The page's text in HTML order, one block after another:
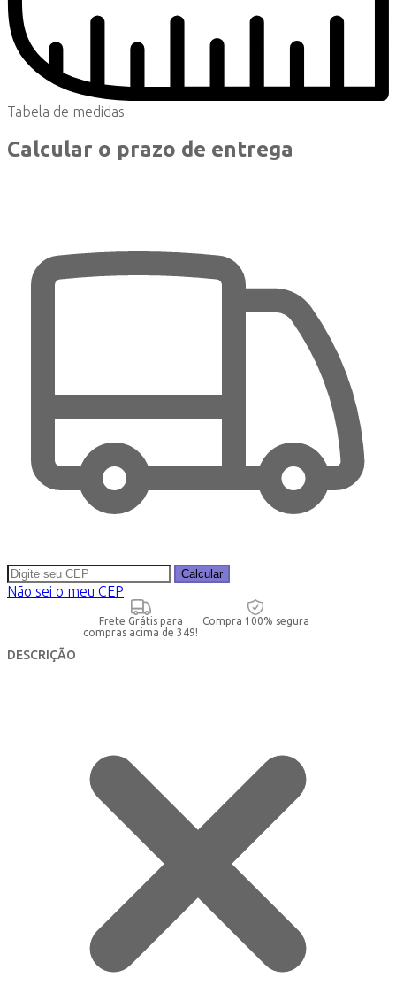
Tabela de medidas
Calcular o prazo de entrega
Calcular
Não sei o meu CEP
Frete Grátis para
compras acima de 349!
Compra 100% segura
DESCRIÇÃO